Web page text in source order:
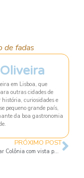
de fadas
em Lisboa, que
outras cidades de
curiosidades e
pequeno grande país,
da boa gastronomia
PRÓXIMO POST
Como visitar Colônia com vista panorâmica